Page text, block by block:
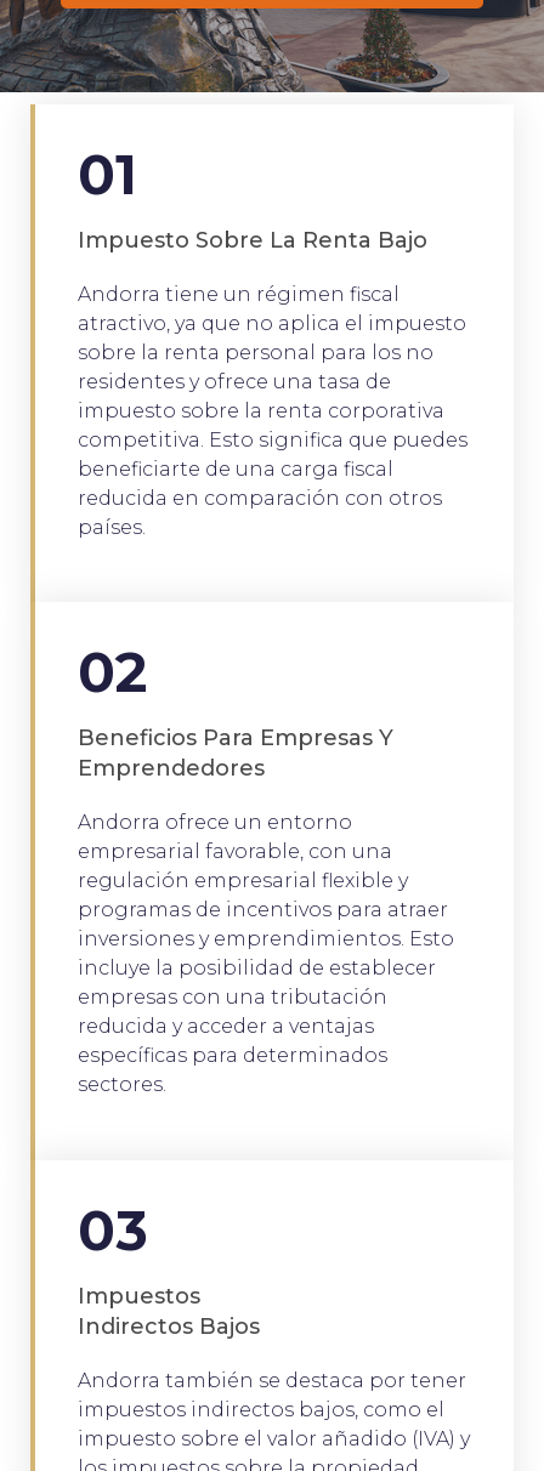
01
Impuesto Sobre La Renta Bajo
Andorra tiene un régimen fiscal
atractivo, ya que no aplica el impuesto
sobre la renta personal para los no
residentes y ofrece una tasa de
impuesto sobre la renta corporativa
competitiva. Esto significa que puedes
beneficiarte de una carga fiscal
reducida en comparación con otros
países.
02
Beneficios Para Empresas Y
Emprendedores
Andorra ofrece un entorno
empresarial favorable, con una
regulación empresarial flexible y
programas de incentivos para atraer
inversiones y emprendimientos. Esto
incluye la posibilidad de establecer
empresas con una tributación
reducida y acceder a ventajas
específicas para determinados
sectores.
03
Impuestos
Indirectos Bajos
Andorra también se destaca por tener
impuestos indirectos bajos, como el
impuesto sobre el valor añadido (IVA) y